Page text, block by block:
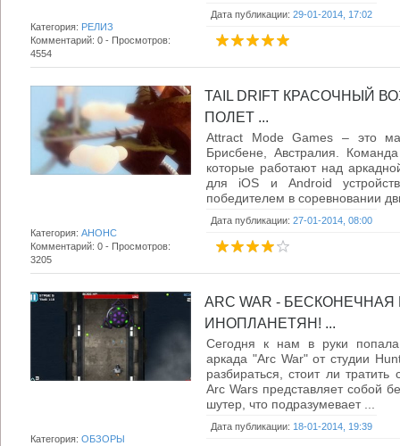
Дата публикации: 29-01-2014, 17:02
Категория: РЕЛИЗ
Комментарий: 0 - Просмотров:
4554
TAIL DRIFT КРАСОЧНЫЙ
ПОЛЕТ ...
Attract Mode Games – это
Брисбене, Австралия.
которые работают над
для iOS и Android
победителем в соревновании
Дата публикации: 27-01-2014, 08:00
Категория: АНОНС
Комментарий: 0 - Просмотров:
3205
ARC WAR -
ИНОПЛАНЕТЯН! ...
Сегодня к нам в руки
аркада "Arc War" от студии
разбираться, стоит ли
Arc Wars представляет собой
шутер, что подразумевает ...
Дата публикации: 18-01-2014, 19:39
Категория: ОБЗОРЫ